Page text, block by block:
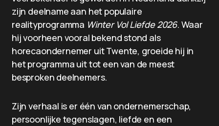
zijn deelname aan het populaire
realityprogramma Winter Vol Liefde 2026. Waar
hij voorheen vooral bekend stond als
horecaondernemer uit Twente, groeide hij in
het programma uit tot een van de meest
besproken deelnemers.
Zijn verhaal is er één van ondernemerschap,
persoonlijke tegenslagen, liefde en een